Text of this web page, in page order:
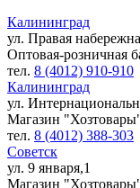
Калининград
ул. Правая
Оптовая-розничная
тел. 8 (4012) 910-910
Калининград
ул.
Магазин
тел. 8 (4012) 388-303
Советск
ул. 9 января,1
Магазин